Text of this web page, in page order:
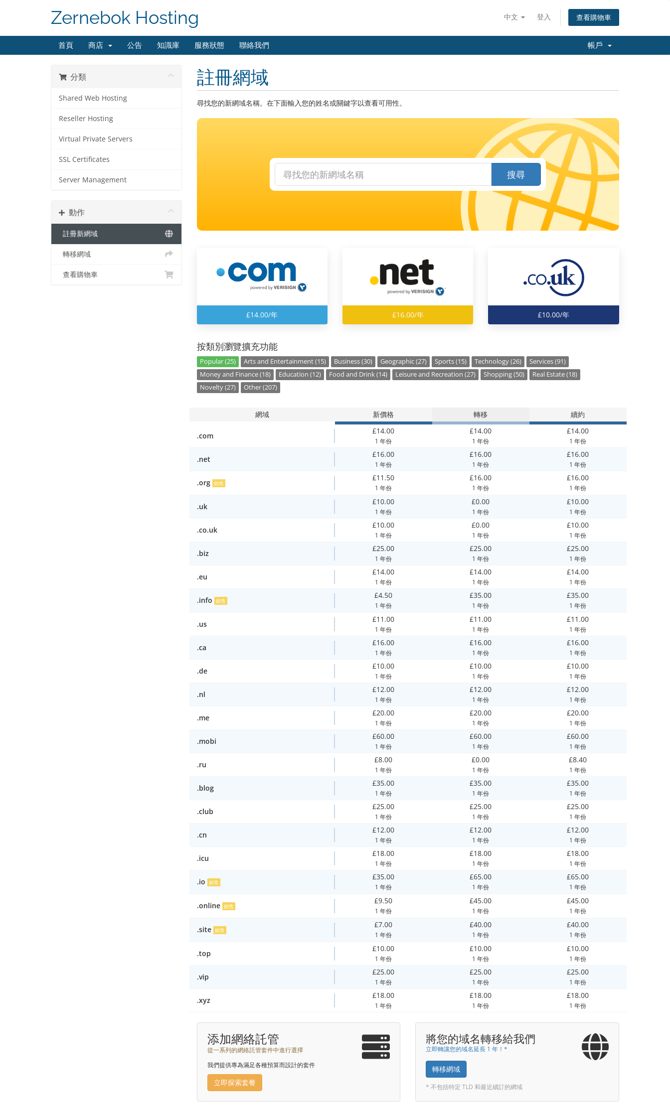
中文 登入 查看購物車
Zernebok Hosting
首頁 商店 公告 知識庫 服務狀態 聯絡我們 帳戶
分類
Shared Web Hosting
Reseller Hosting
Virtual Private Servers
SSL Certificates
Server Management
動作
註冊新網域
轉移網域
查看購物車
註冊網域
尋找您的新網域名稱。在下面輸入您的姓名或關鍵字以查看可用性。
搜尋
£14.00/年 £16.00/年 £10.00/年
按類別瀏覽擴充功能
Popular (25) Arts and Entertainment (15) Business (30) Geographic (27) Sports (15) Technology (26)
Services (91)
Money and Finance (18)
Education (12) Food and Drink (14) Leisure and Recreation (27) Shopping (50)
Real Estate (18)
Novelty (27)
Other (207)
網域 新價格 轉移 續約
.com
£14.00
1 年份
£14.00
1 年份
£14.00
1 年份
.net
£16.00
1 年份
£16.00
1 年份
£16.00
1 年份
.org 銷售
£11.50
1 年份
£16.00
1 年份
£16.00
1 年份
.uk
£10.00
1 年份
£0.00
1 年份
£10.00
1 年份
.co.uk
£10.00
1 年份
£0.00
1 年份
£10.00
1 年份
.biz
£25.00
1 年份
£25.00
1 年份
£25.00
1 年份
.eu
£14.00
1 年份
£14.00
1 年份
£14.00
1 年份
.info 銷售
£4.50
1 年份
£35.00
1 年份
£35.00
1 年份
.us
£11.00
1 年份
£11.00
1 年份
£11.00
1 年份
.ca
£16.00
1 年份
£16.00
1 年份
£16.00
1 年份
.de
£10.00
1 年份
£10.00
1 年份
£10.00
1 年份
.nl
£12.00
1 年份
£12.00
1 年份
£12.00
1 年份
.me
£20.00
1 年份
£20.00
1 年份
£20.00
1 年份
.mobi
£60.00
1 年份
£60.00
1 年份
£60.00
1 年份
.ru
£8.00
1 年份
£0.00
1 年份
£8.40
1 年份
.blog
£35.00
1 年份
£35.00
1 年份
£35.00
1 年份
.club
£25.00
1 年份
£25.00
1 年份
£25.00
1 年份
.cn
£12.00
1 年份
£12.00
1 年份
£12.00
1 年份
.icu
£18.00
1 年份
£18.00
1 年份
£18.00
1 年份
.io 銷售
£35.00
1 年份
£65.00
1 年份
£65.00
1 年份
.online 銷售
£9.50
1 年份
£45.00
1 年份
£45.00
1 年份
.site 銷售
£7.00
1 年份
£40.00
1 年份
£40.00
1 年份
.top
£10.00
1 年份
£10.00
1 年份
£10.00
1 年份
.vip
£25.00
1 年份
£25.00
1 年份
£25.00
1 年份
.xyz
£18.00
1 年份
£18.00
1 年份
£18.00
1 年份
添加網絡託管
從一系列的網絡託管套件中進行選擇
我們提供專為滿足各種預算而設計的套件
立即探索套餐
將您的域名轉移給我們
立即轉讓您的域名延長 1 年！*
轉移網域
* 不包括特定 TLD 和最近續訂的網域